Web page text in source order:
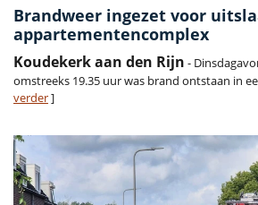
Brandweer ingezet voor
appartementencomplex
Koudekerk aan den Rijn -
omstreeks 19.35 uur was brand ontstaan in
verder]